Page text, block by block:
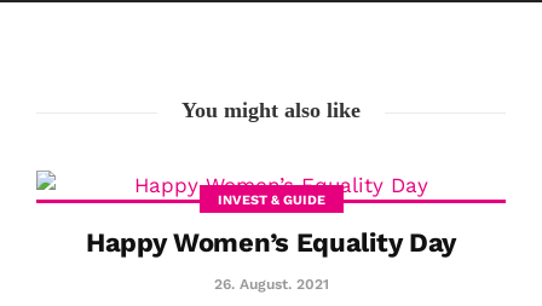
You might also like
INVEST & GUIDE
Happy Women’s Equality Day
26. August. 2021
stellen ganz persönliche Fragen. Vielleicht
Aber du hast dich bis jetzt nicht getraut sie
zu stellen? Kein Problem!...